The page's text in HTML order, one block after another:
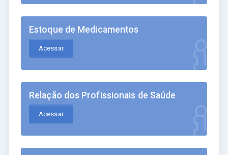
Estoque de Medicamentos
Acessar
Relação dos Profissionais de Saúde
Acessar